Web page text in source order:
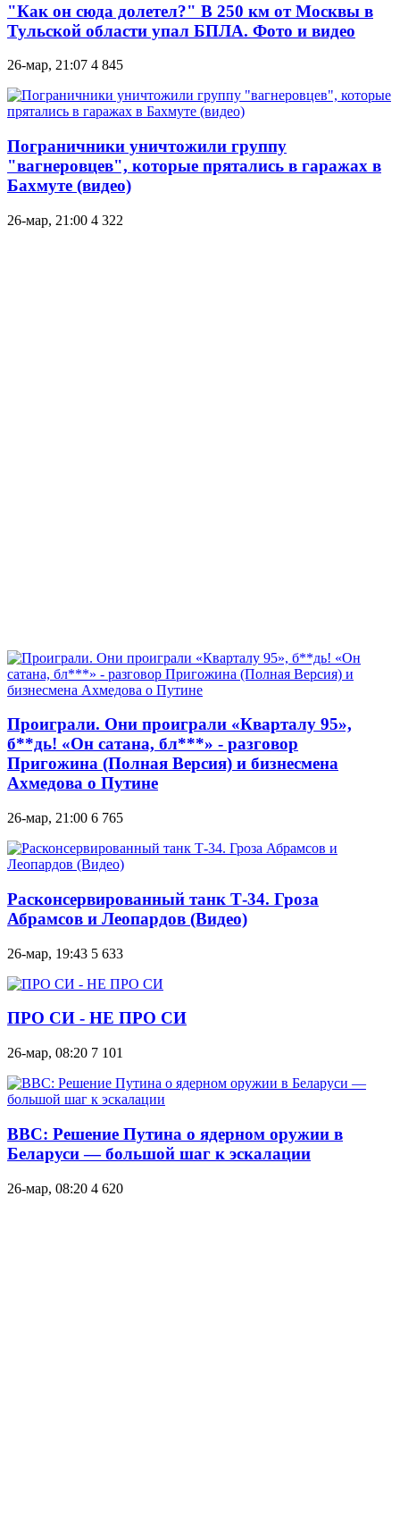
"Как он сюда долетел?" В 250 км от Москвы в
Тульской области упал БПЛА. Фото и видео
26-мар, 21:07 4 845
Пограничники уничтожили группу
"вагнеровцев", которые прятались в гаражах в
Бахмуте (видео)
26-мар, 21:00 4 322
Проиграли. Они проиграли «Кварталу 95»,
б**дь! «Он сатана, бл***» - разговор
Пригожина (Полная Версия) и бизнесмена
Ахмедова о Путине
26-мар, 21:00 6 765
Расконсервированный танк Т-34. Гроза
Абрамсов и Леопардов (Видео)
26-мар, 19:43 5 633
ПРО СИ - НЕ ПРО СИ
26-мар, 08:20 7 101
ВВС: Решение Путина о ядерном оружии в
Беларуси — большой шаг к эскалации
26-мар, 08:20 4 620